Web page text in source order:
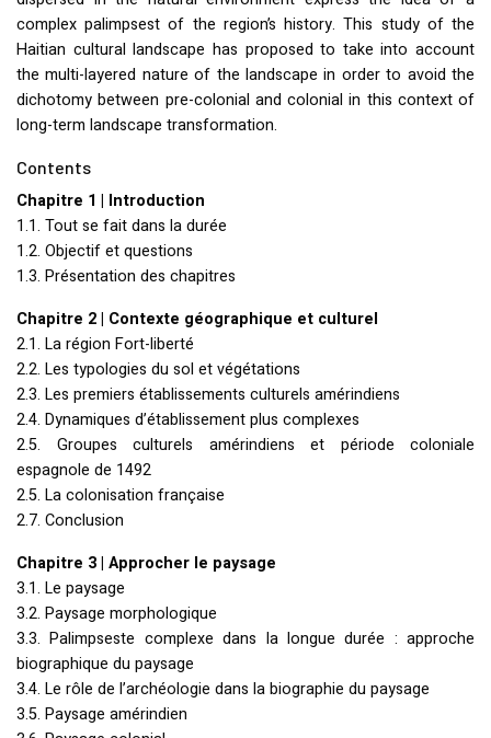
complex palimpsest of the region’s history. This study of the
Haitian cultural landscape has proposed to take into account
the multi-layered nature of the landscape in order to avoid the
dichotomy between pre-colonial and colonial in this context of
long-term landscape transformation.
Contents
Chapitre 1 | Introduction
1.1. Tout se fait dans la durée
1.2. Objectif et questions
1.3. Présentation des chapitres
Chapitre 2 | Contexte géographique et culturel
2.1. La région Fort-liberté
2.2. Les typologies du sol et végétations
2.3. Les premiers établissements culturels amérindiens
2.4. Dynamiques d’établissement plus complexes
2.5. Groupes culturels amérindiens et période coloniale
espagnole de 1492
2.5. La colonisation française
2.7. Conclusion
Chapitre 3 | Approcher le paysage
3.1. Le paysage
3.2. Paysage morphologique
3.3. Palimpseste complexe dans la longue durée : approche
biographique du paysage
3.4. Le rôle de l’archéologie dans la biographie du paysage
3.5. Paysage amérindien